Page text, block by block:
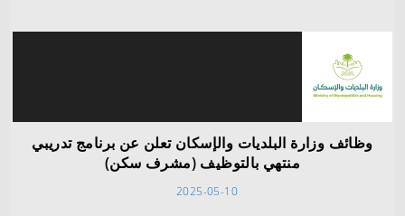
وظائف وزارة البلديات والإسكان تعلن عن برنامج تدريبي
منتهي بالتوظيف (مشرف سكن)
2025-05-10